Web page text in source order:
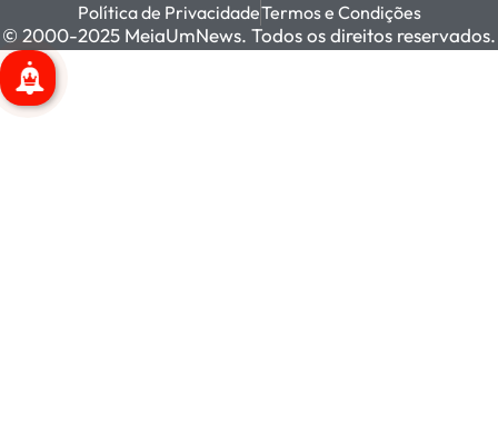
Política de PrivacidadeTermos e Condições
© 2000-2025 MeiaUmNews. Todos os direitos reservados.